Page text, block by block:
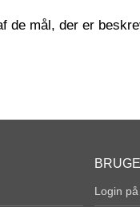
de mål, der er
Login